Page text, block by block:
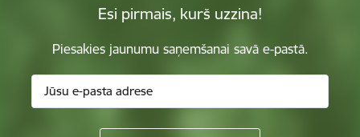
Esi pirmais, kurš uzzina!
Piesakies jaunumu saņemšanai savā e-pastā.